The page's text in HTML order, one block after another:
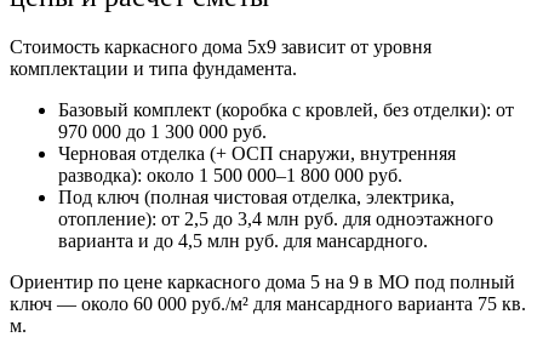
Стоимость каркасного дома 5х9 зависит от уровня
комплектации и типа фундамента.
Базовый комплект (коробка с кровлей, без отделки): от
970 000 до 1 300 000 руб.
Черновая отделка (+ ОСП снаружи, внутренняя
разводка): около 1 500 000–1 800 000 руб.
Под ключ (полная чистовая отделка, электрика,
отопление): от 2,5 до 3,4 млн руб. для одноэтажного
варианта и до 4,5 млн руб. для мансардного.
Ориентир по цене каркасного дома 5 на 9 в МО под полный
ключ — около 60 000 руб./м² для мансардного варианта 75 кв.
м.